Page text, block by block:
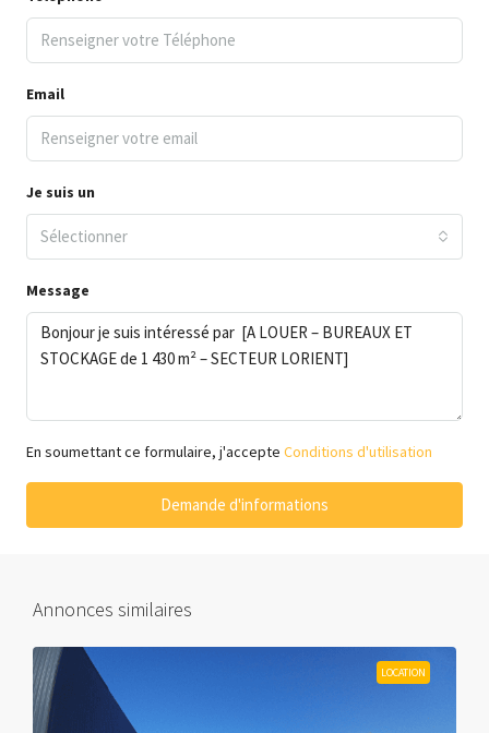
Email
Je suis un
Sélectionner
Message
En soumettant ce formulaire, j'accepte Conditions d'utilisation
Demande d'informations
Annonces similaires
LOCATION